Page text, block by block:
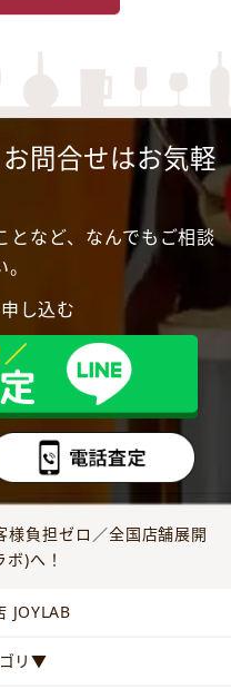
問合せはお気軽
となど、なんでもご相談
し込む
様負担ゼロ／全国店舗展開
)へ！
JOYLAB
リ▼